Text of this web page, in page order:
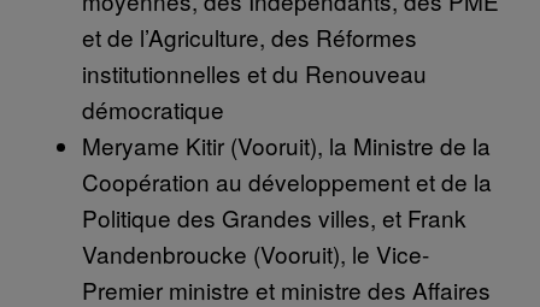
et de l’Agriculture, des Réformes
institutionnelles et du Renouveau
démocratique
Meryame Kitir (Vooruit), la Ministre de la
Coopération au développement et de la
Politique des Grandes villes, et Frank
Vandenbroucke (Vooruit), le Vice-
Premier ministre et ministre des Affaires